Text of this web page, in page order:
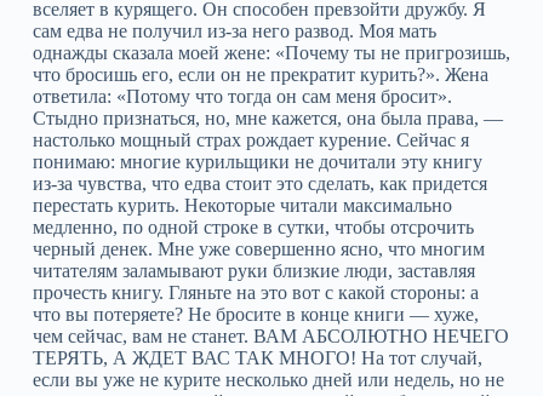
вселяет в курящего. Он способен превзойти дружбу. Я
сам едва не получил из-за него развод. Моя мать
однажды сказала моей жене: «Почему ты не пригрозишь,
что бросишь его, если он не прекратит курить?». Жена
ответила: «Потому что тогда он сам меня бросит».
Стыдно признаться, но, мне кажется, она была права, —
настолько мощный страх рождает курение. Сейчас я
понимаю: многие курильщики не дочитали эту книгу
из-за чувства, что едва стоит это сделать, как придется
перестать курить. Некоторые читали максимально
медленно, по одной строке в сутки, чтобы отсрочить
черный денек. Мне уже совершенно ясно, что многим
читателям заламывают руки близкие люди, заставляя
прочесть книгу. Гляньте на это вот с какой стороны: а
что вы потеряете? Не бросите в конце книги — хуже,
чем сейчас, вам не станет. ВАМ АБСОЛЮТНО НЕЧЕГО
ТЕРЯТЬ, А ЖДЕТ ВАС ТАК МНОГО! На тот случай,
если вы уже не курите несколько дней или недель, но не